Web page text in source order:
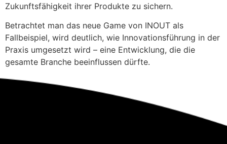
Zukunftsfähigkeit ihrer Produkte zu sichern.
Betrachtet man das neue Game von INOUT als
Fallbeispiel, wird deutlich, wie Innovationsführung in der
Praxis umgesetzt wird – eine Entwicklung, die die
gesamte Branche beeinflussen dürfte.